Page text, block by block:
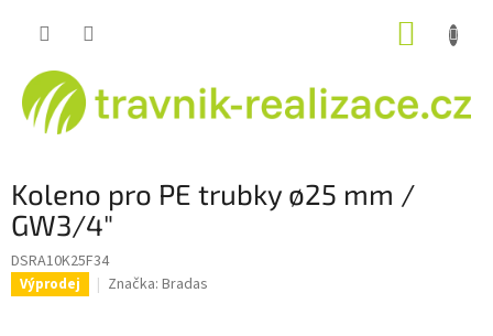
Koleno pro PE trubky ø25 mm /
GW3/4"
DSRA10K25F34
Výprodej Značka: Bradas